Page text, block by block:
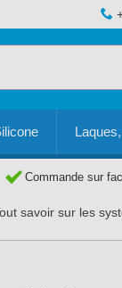
Commande sur
savoir sur les